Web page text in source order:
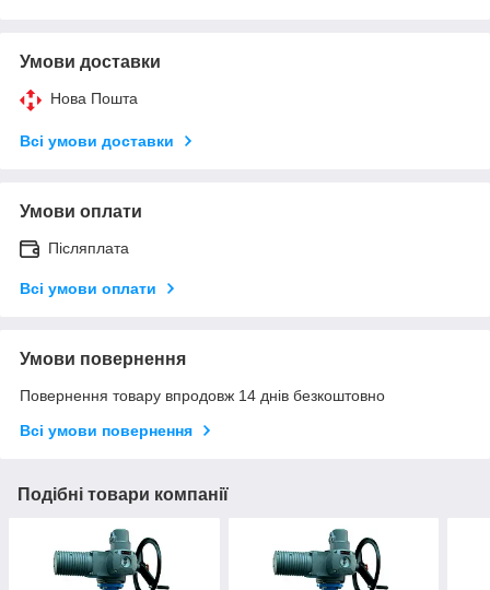
Умови доставки
Нова Пошта
Всі умови доставки
Умови оплати
Післяплата
Всі умови оплати
Умови повернення
Повернення товару впродовж 14 днів безкоштовно
Всі умови повернення
Подібні товари компанії